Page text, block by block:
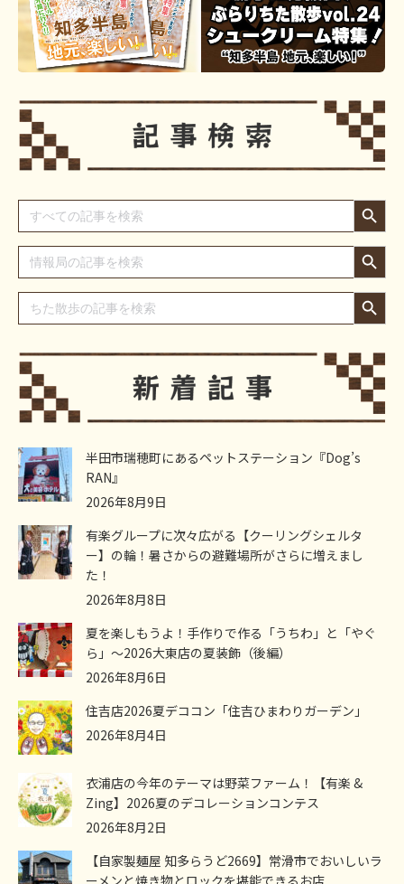
Search
for:
Search Button
Search
for:
Search Button
Search
for:
Search Button
半田市瑞穂町にあるペットステーション『Dog’s
RAN』
2026年8月9日
有楽グループに次々広がる【クーリングシェルタ
ー】の輪！暑さからの避難場所がさらに増えまし
た！
2026年8月8日
夏を楽しもうよ！手作りで作る「うちわ」と「やぐ
ら」～2026大東店の夏装飾（後編）
2026年8月6日
住吉店2026夏デココン「住吉ひまわりガーデン」
2026年8月4日
衣浦店の今年のテーマは野菜ファーム！【有楽 &
Zing】2026夏のデコレーションコンテス
2026年8月2日
【自家製麺屋 知多らうど2669】常滑市でおいしいラ